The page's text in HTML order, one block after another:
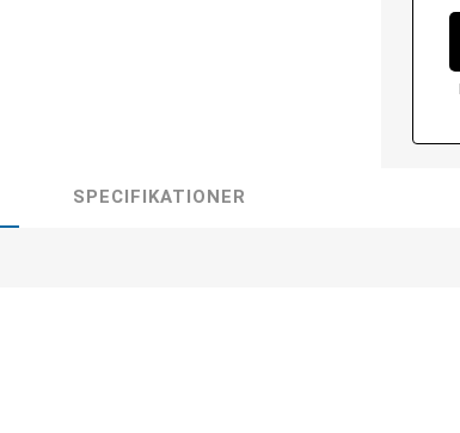
SPECIFIKATIONER